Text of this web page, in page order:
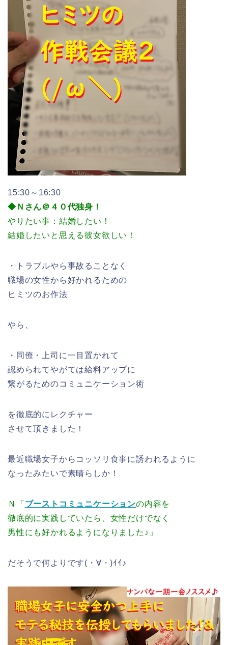
15:30～16:30
◆Ｎさん＠４０代独身！
やりたい事：結婚したい！
結婚したいと思える彼女欲しい！
・トラブルやら事故ることなく
職場の女性から好かれるための
ヒミツのお作法
やら、
・同僚・上司に一目置かれて
認められてやがては給料アップに
繋がるためのコミュニケーション術
を徹底的にレクチャー
させて頂きました！
最近職場女子からコッソリ食事に誘われるように
なったみたいで素晴らしか！
Ｎ「 ブーストコミュニケーションの内容を
徹底的に実践していたら、女性だけでなく
男性にも好かれるようになりました♪」
だそうで何よりです(・∀・)ｲｲ♪